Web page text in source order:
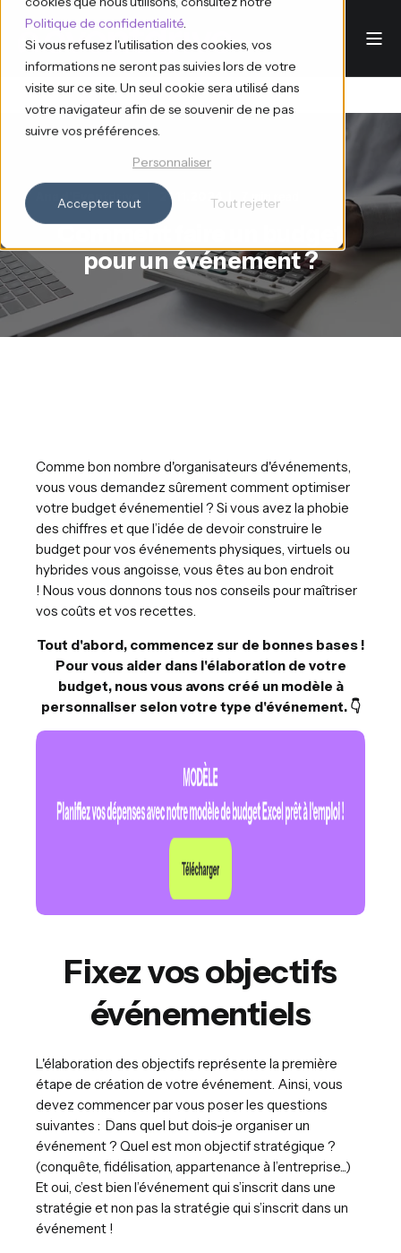
Politique de confidentialité.
Si vous refusez l'utilisation des cookies, vos
informations ne seront pas suivies lors de votre
visite sur ce site. Un seul cookie sera utilisé dans
votre navigateur afin de se souvenir de ne pas
suivre vos préférences.
Personnaliser
Accepter tout Tout rejeter
Ana d'Eventdrive 21.11.2024 7 min read
Comment faire un budget
pour un événement ?
Comme bon nombre d'organisateurs d'événements,
vous vous demandez sûrement comment optimiser
votre budget événementiel ? Si vous avez la phobie
des chiffres et que l’idée de devoir construire le
budget pour vos événements physiques, virtuels ou
hybrides vous angoisse, vous êtes au bon endroit
! Nous vous donnons tous nos conseils pour maîtriser
vos coûts et vos recettes.
Tout d'abord, commencez sur de bonnes bases !
Pour vous aider dans l'élaboration de votre
budget, nous vous avons créé un modèle à
personnaliser selon votre type d'événement. 👇
Fixez vos objectifs
événementiels
L'élaboration des objectifs représente la première
étape de création de votre événement. Ainsi, vous
devez commencer par vous poser les questions
suivantes : Dans quel but dois-je organiser un
événement ? Quel est mon objectif stratégique ?
(conquête, fidélisation, appartenance à l’entreprise...)
Et oui, c’est bien l’événement qui s’inscrit dans une
stratégie et non pas la stratégie qui s’inscrit dans un
événement !